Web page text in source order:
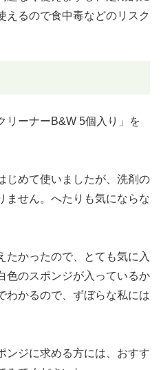
えるので食中毒などのリスク
リーナーB&W 5個入り」を
じめて使いましたが、洗剤の
ません。へたりも気にならな
たかったので、とても気に入
色のスポンジが入っているか
わかるので、ずぼらな私には
ンジに求める方には、おすす